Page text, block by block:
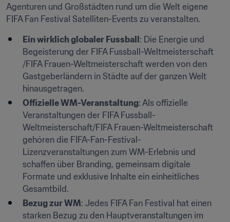
Agenturen und Großstädten rund um die Welt eigene
FIFA Fan Festival Satelliten-Events zu veranstalten.
Ein wirklich globaler Fussball : Die Energie und
Begeisterung der FIFA Fussball-Weltmeisterschaft
/FIFA Frauen-Weltmeisterschaft werden von den
Gastgeberländern in Städte auf der ganzen Welt
hinausgetragen.
Offizielle WM-Veranstaltung: Als offizielle
Veranstaltungen der FIFA Fussball-
Weltmeisterschaft/FIFA Frauen-Weltmeisterschaft
gehören die FIFA-Fan-Festival-
Lizenzveranstaltungen zum WM-Erlebnis und
schaffen über Branding, gemeinsam digitale
Formate und exklusive Inhalte ein einheitliches
Gesamtbild.
Bezug zur WM: Jedes FIFA Fan Festival hat einen
starken Bezug zu den Hauptveranstaltungen im